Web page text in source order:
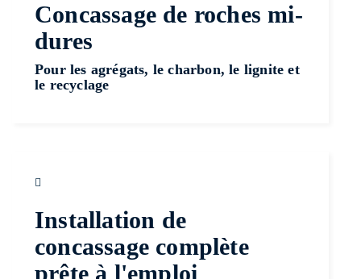
Concassage de roches mi-
dures
Pour les agrégats, le charbon, le lignite et
le recyclage
Installation de
concassage complète
prête à l'emploi